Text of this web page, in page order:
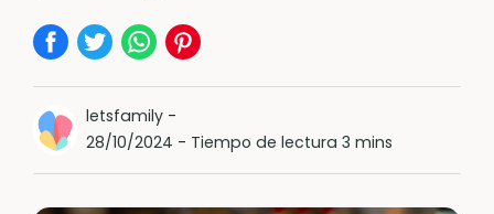
letsfamily -
28/10/2024 - Tiempo de lectura 3 mins